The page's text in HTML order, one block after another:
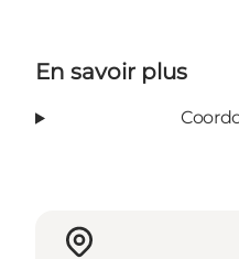
En savoir plus